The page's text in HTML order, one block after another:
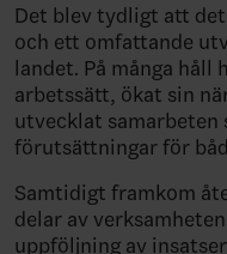
Det blev tydligt att
och ett omfattande
landet. På många håll
arbetssätt, ökat sin
utvecklat
förutsättningar för
Samtidigt framkom
delar av
uppföljning av